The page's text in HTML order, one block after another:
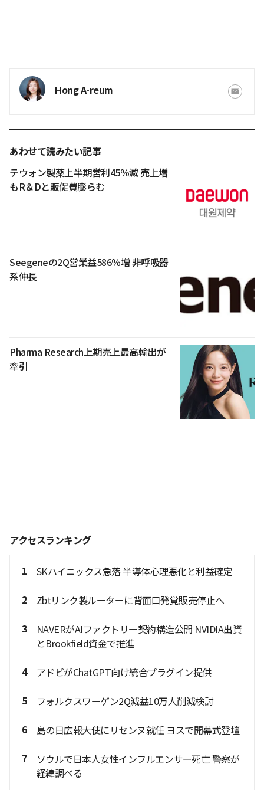
Hong A-reum
あわせて読みたい記事
テウォン製薬上半期営利45％減 売上増
もR＆Dと販促費膨らむ
Seegeneの2Q営業益586％増 非呼吸器
系伸長
Pharma Research上期売上最高輸出が
牽引
アクセスランキング
1 SKハイニックス急落 半導体心理悪化と利益確定
2 Zbtリンク製ルーターに背面口発覚販売停止へ
3
NAVERがAIファクトリー契約構造公開 NVIDIA出資
とBrookfield資金で推進
4 アドビがChatGPT向け統合プラグイン提供
5 フォルクスワーゲン2Q減益10万人削減検討
6 島の日広報大使にリセンヌ就任 ヨスで開幕式登壇
7
ソウルで日本人女性インフルエンサー死亡 警察が
経緯調べる